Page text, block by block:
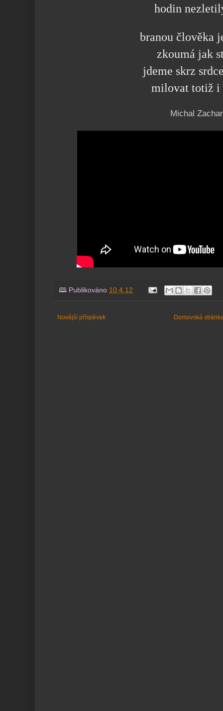
hodin
branou člověka
zkoumá jak
jdeme skrz
milovat totiž i
Michal Zachar
🕮 Publikováno 10.4.12
Novější příspěvek Domovská